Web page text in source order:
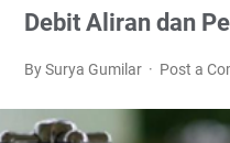
Debit Aliran dan
By Surya Gumilar Post a